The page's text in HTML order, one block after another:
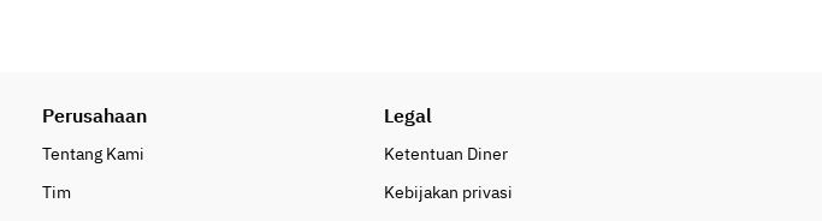
Perusahaan
Tentang Kami
Tim
Legal
Ketentuan Diner
Kebijakan privasi